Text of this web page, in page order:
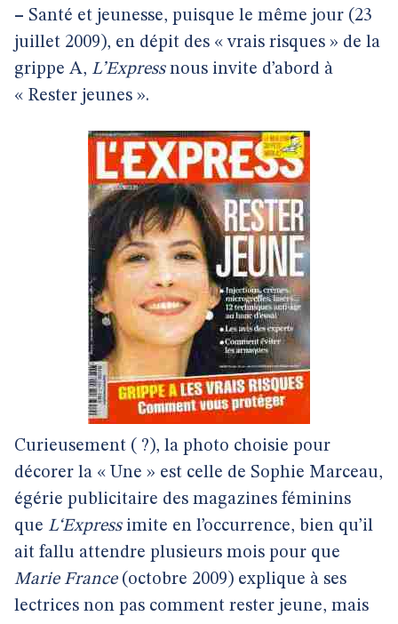
– Santé et jeunesse, puisque le même jour (23
juillet 2009), en dépit des « vrais risques » de la
grippe A, L’Express nous invite d’abord à
« Rester jeunes ».
Curieusement ( ?), la photo choisie pour
décorer la « Une » est celle de Sophie Marceau,
égérie publicitaire des magazines féminins
que L‘Expressimite en l’occurrence, bien qu’il
ait fallu attendre plusieurs mois pour que
Marie France(octobre 2009) explique à ses
lectrices non pas comment rester jeune, mais